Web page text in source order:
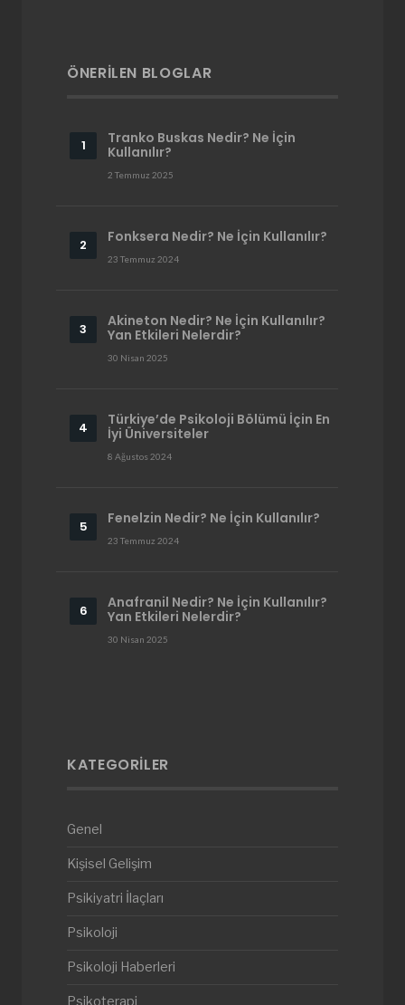
ÖNERILEN BLOGLAR
Tranko Buskas Nedir? Ne İçin
Kullanılır?
2 Temmuz 2025
Fonksera Nedir? Ne İçin Kullanılır?
23 Temmuz 2024
Akineton Nedir? Ne İçin Kullanılır?
Yan Etkileri Nelerdir?
30 Nisan 2025
Türkiye’de Psikoloji Bölümü İçin En
İyi Üniversiteler
8 Ağustos 2024
Fenelzin Nedir? Ne İçin Kullanılır?
23 Temmuz 2024
Anafranil Nedir? Ne İçin Kullanılır?
Yan Etkileri Nelerdir?
30 Nisan 2025
KATEGORILER
Genel
Kişisel Gelişim
Psikiyatri İlaçları
Psikoloji
Psikoloji Haberleri
Psikoterapi